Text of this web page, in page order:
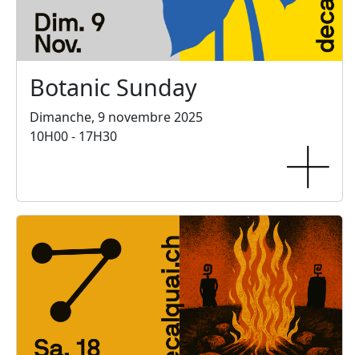
Botanic Sunday
Dimanche, 9 novembre 2025
10H00 - 17H30